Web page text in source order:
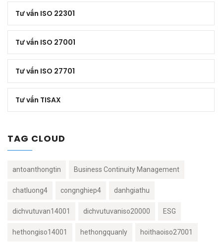
Tư vấn ISO 22301
Tư vấn ISO 27001
Tư vấn ISO 27701
Tư vấn TISAX
TAG CLOUD
antoanthongtin Business Continuity Management
chatluong4 congnghiep4 danhgiathu
dichvutuvan14001 dichvutuvaniso20000 ESG
hethongiso14001 hethongquanly hoithaoiso27001